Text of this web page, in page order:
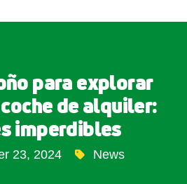
para explorar
de alquiler:
imperdibles
23, 2024 News